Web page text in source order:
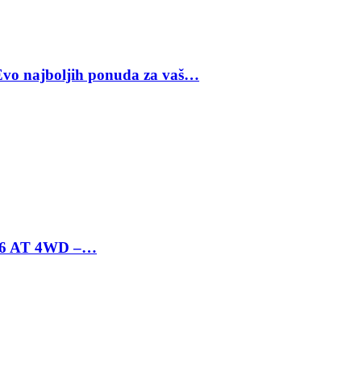
najboljih ponuda za vaš…
AT 4WD –…